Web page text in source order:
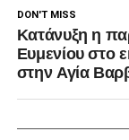
DON'T MISS
Κατάνυξη η
Ευμενίου στο
στην Αγία